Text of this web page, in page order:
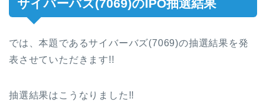
サイバーバズ(7069)のIPO抽選結果
では、本題であるサイバーバズ(7069)の抽選結果を発
表させていただきます!!
抽選結果はこうなりました!!